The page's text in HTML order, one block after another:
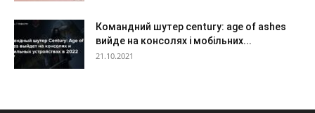
Командний шутер century: age of ashes
вийде на консолях і мобільних...
21.10.2021